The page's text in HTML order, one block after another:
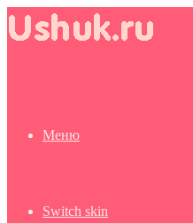
Меню
Switch skin